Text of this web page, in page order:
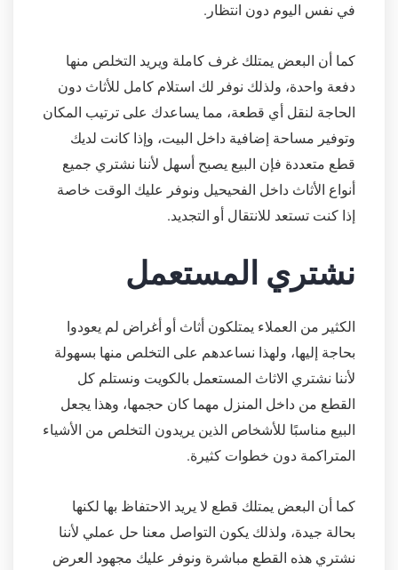
في نفس اليوم دون انتظار.
كما أن البعض يمتلك غرف كاملة ويريد التخلص منها
دفعة واحدة، ولذلك نوفر لك استلام كامل للأثاث دون
الحاجة لنقل أي قطعة، مما يساعدك على ترتيب المكان
وتوفير مساحة إضافية داخل البيت، وإذا كانت لديك
قطع متعددة فإن البيع يصبح أسهل لأننا نشتري جميع
أنواع الأثاث داخل الفحيحيل ونوفر عليك الوقت خاصة
إذا كنت تستعد للانتقال أو التجديد.
نشتري المستعمل
الكثير من العملاء يمتلكون أثاث أو أغراض لم يعودوا
بحاجة إليها، ولهذا نساعدهم على التخلص منها بسهولة
لأننا نشتري الاثاث المستعمل بالكويت ونستلم كل
القطع من داخل المنزل مهما كان حجمها، وهذا يجعل
البيع مناسبًا للأشخاص الذين يريدون التخلص من الأشياء
المتراكمة دون خطوات كثيرة.
كما أن البعض يمتلك قطع لا يريد الاحتفاظ بها لكنها
بحالة جيدة، ولذلك يكون التواصل معنا حل عملي لأننا
نشتري هذه القطع مباشرة ونوفر عليك مجهود العرض